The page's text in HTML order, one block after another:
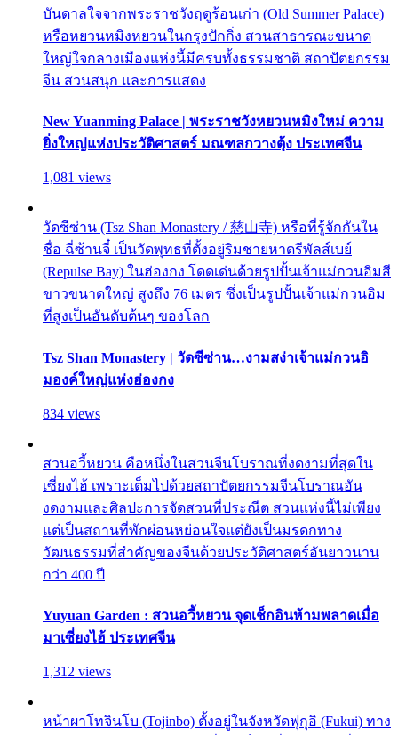
บันดาลใจจากพระราชวังฤดูร้อนเก่า (Old Summer Palace)
หรือหยวนหมิงหยวนในกรุงปักกิ่ง สวนสาธารณะขนาด
ใหญ่ใจกลางเมืองแห่งนี้มีครบทั้งธรรมชาติ สถาปัตยกรรม
จีน สวนสนุก และการแสดง
New Yuanming Palace | พระราชวังหยวนหมิงใหม่ ความ
ยิ่งใหญ่แห่งประวัติศาสตร์ มณฑลกวางตุ้ง ประเทศจีน
1,081 views
วัดซีซ่าน (Tsz Shan Monastery / 慈山寺) หรือที่รู้จักกันใน
ชื่อ ฉี่ซ้านจี๋ เป็นวัดพุทธที่ตั้งอยู่ริมชายหาดรีพัลส์เบย์
(Repulse Bay) ในฮ่องกง โดดเด่นด้วยรูปปั้นเจ้าแม่กวนอิมสี
ขาวขนาดใหญ่ สูงถึง 76 เมตร ซึ่งเป็นรูปปั้นเจ้าแม่กวนอิม
ที่สูงเป็นอันดับต้นๆ ของโลก
Tsz Shan Monastery | วัดซีซ่าน…งามสง่าเจ้าแม่กวนอิ
มองค์ใหญ่แห่งฮ่องกง
834 views
สวนอวี้หยวน คือหนึ่งในสวนจีนโบราณที่งดงามที่สุดใน
เซี่ยงไฮ้ เพราะเต็มไปด้วยสถาปัตยกรรมจีนโบราณอัน
งดงามและศิลปะการจัดสวนที่ประณีต สวนแห่งนี้ไม่เพียง
แต่เป็นสถานที่พักผ่อนหย่อนใจแต่ยังเป็นมรดกทาง
วัฒนธรรมที่สำคัญของจีนด้วยประวัติศาสตร์อันยาวนาน
กว่า 400 ปี
Yuyuan Garden : สวนอวี้หยวน จุดเช็กอินห้ามพลาดเมื่อ
มาเซี่ยงไฮ้ ประเทศจีน
1,312 views
หน้าผาโทจินโบ (Tojinbo) ตั้งอยู่ในจังหวัดฟุกุอิ (Fukui) ทาง